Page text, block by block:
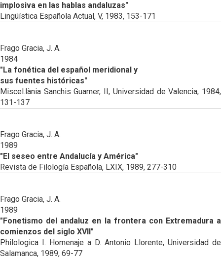
implosiva en las hablas andaluzas"
Lingüística Española Actual, V, 1983, 153-171
Frago Gracia, J. A.
1984
"La fonética del español meridional y
sus fuentes históricas"
Miscel.lània Sanchis Guarner, II, Universidad de Valencia, 1984,
131-137
Frago Gracia, J. A.
1989
"El seseo entre Andalucía y América"
Revista de Filología Española, LXIX, 1989, 277-310
Frago Gracia, J. A.
1989
"Fonetismo del andaluz en la frontera con Extremadura a
comienzos del siglo XVII"
Philologica I. Homenaje a D. Antonio Llorente, Universidad de
Salamanca, 1989, 69-77